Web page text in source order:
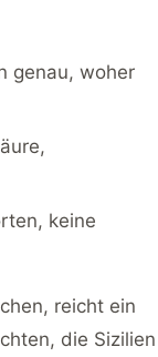
genau, woher
keine
reicht ein
die Sizilien